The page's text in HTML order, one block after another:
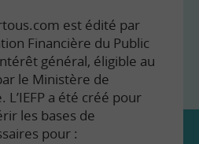
est édité par
Financière du Public
général, éligible au
le Ministère de
L’IEFP a été créé pour
les bases de
pour :